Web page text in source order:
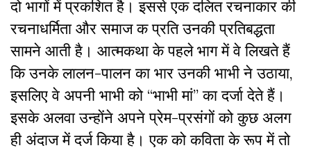
दो भागों में प्रकशित है। इससे एक दलित रचनाकार की
रचनाधर्मिता और समाज क प्रति उनकी प्रतिबद्धता
सामने आती है। आत्मकथा के पहले भाग में वे लिखते हैं
कि उनके लालन-पालन का भार उनकी भाभी ने उठाया,
इसलिए वे अपनी भाभी को “भाभी मां” का दर्जा देते हैं।
इसके अलवा उन्होंने अपने प्रेम-प्रसंगों को कुछ अलग
ही अंदाज में दर्ज किया है। एक को कविता के रूप में तो